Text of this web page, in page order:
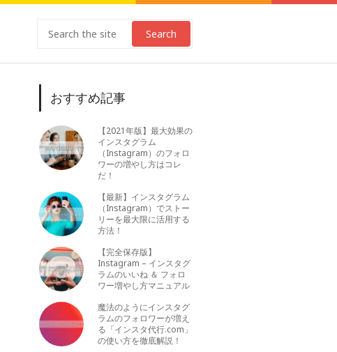
Search
おすすめ記事
【2021年版】最大効果の
インスタグラム
（Instagram）のフォロ
ワーの増やし方はコレ
だ！
【最新】インスタグラム
（Instagram）でストー
リーを最大限に活用する
方法！
【完全保存版】
Instagram – インスタグ
ラムのいいね ＆ フォロ
ワー増やし方マニュアル
魔法のようにインスタグ
ラムのフォロワーが増え
る「インスタ代行.com」
の使い方を徹底解説！